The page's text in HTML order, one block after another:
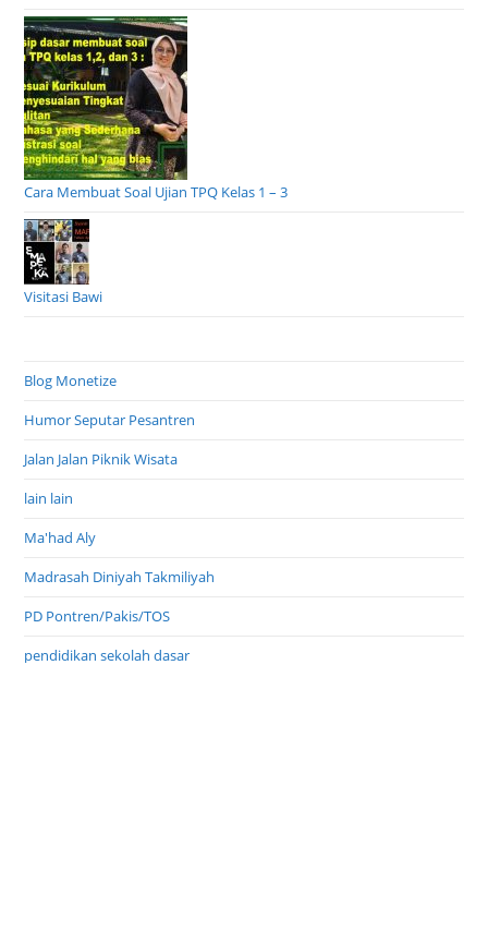
Cara Membuat Soal Ujian TPQ Kelas 1 – 3
Visitasi Bawi
Blog Monetize
Humor Seputar Pesantren
Jalan Jalan Piknik Wisata
lain lain
Ma'had Aly
Madrasah Diniyah Takmiliyah
PD Pontren/Pakis/TOS
pendidikan sekolah dasar